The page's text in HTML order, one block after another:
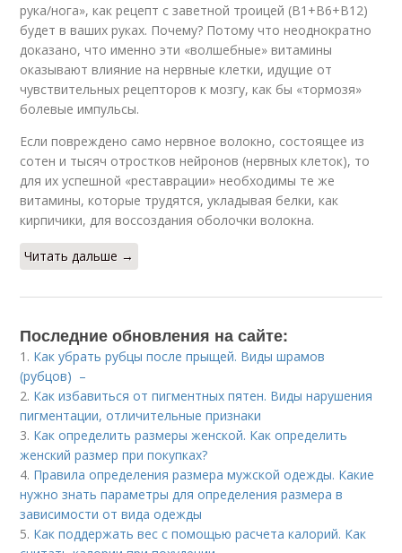
рука/нога», как рецепт с заветной троицей (В1+В6+В12)
будет в ваших руках. Почему? Потому что неоднократно
доказано, что именно эти «волшебные» витамины
оказывают влияние на нервные клетки, идущие от
чувствительных рецепторов к мозгу, как бы «тормозя»
болевые импульсы.
Если повреждено само нервное волокно, состоящее из
сотен и тысяч отростков нейронов (нервных клеток), то
для их успешной «реставрации» необходимы те же
витамины, которые трудятся, укладывая белки, как
кирпичики, для воссоздания оболочки волокна.
Читать дальше →
Последние обновления на сайте:
1. Как убрать рубцы после прыщей. Виды шрамов
(рубцов) –
2. Как избавиться от пигментных пятен. Виды нарушения
пигментации, отличительные признаки
3. Как определить размеры женской. Как определить
женский размер при покупках?
4. Правила определения размера мужской одежды. Какие
нужно знать параметры для определения размера в
зависимости от вида одежды
5. Как поддержать вес с помощью расчета калорий. Как